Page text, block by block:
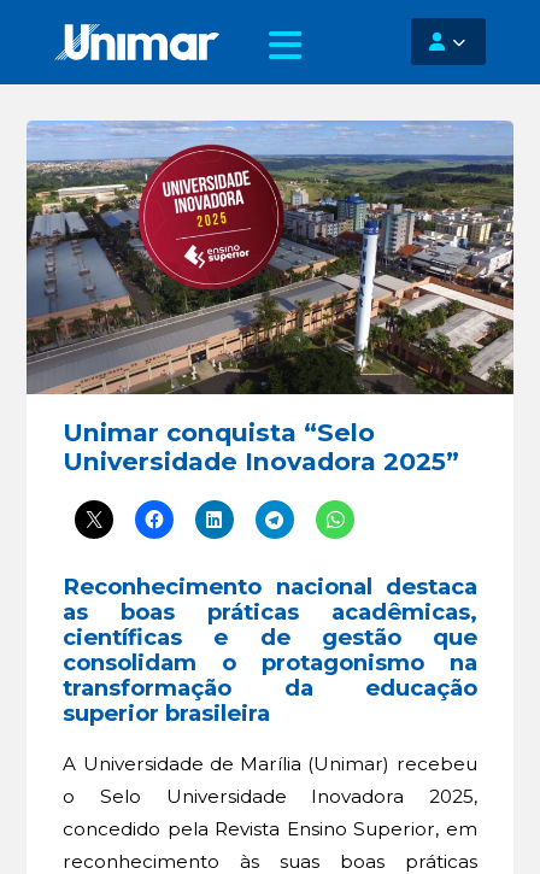
Unimar conquista “Selo
Universidade Inovadora 2025”
Reconhecimento nacional destaca
as boas práticas acadêmicas,
científicas e de gestão que
consolidam o protagonismo na
transformação da educação
superior brasileira
A Universidade de Marília (Unimar) recebeu
o Selo Universidade Inovadora 2025,
concedido pela Revista Ensino Superior, em
reconhecimento às suas boas práticas